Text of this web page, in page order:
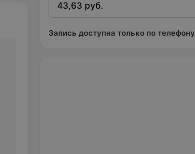
рентгеновской компьютерной
усиления)
43,63 руб.
Запись доступна только по телефону